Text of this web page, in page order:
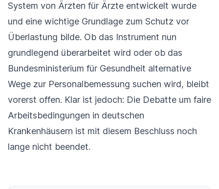
System von Ärzten für Ärzte entwickelt wurde
und eine wichtige Grundlage zum Schutz vor
Überlastung bilde. Ob das Instrument nun
grundlegend überarbeitet wird oder ob das
Bundesministerium für Gesundheit alternative
Wege zur Personalbemessung suchen wird, bleibt
vorerst offen. Klar ist jedoch: Die Debatte um faire
Arbeitsbedingungen in deutschen
Krankenhäusern ist mit diesem Beschluss noch
lange nicht beendet.